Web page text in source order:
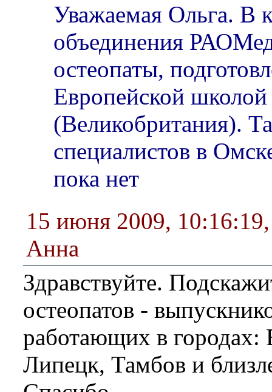
Уважаемая Ольга. В
объединения
остеопаты,
Европейской школой
(Великобритания).
специалистов в
пока нет
15 июня 2009, 10:16:19
Анна
Здравствуйте.
остеопатов -
работающих в городах:
Липецк, Тамбов и